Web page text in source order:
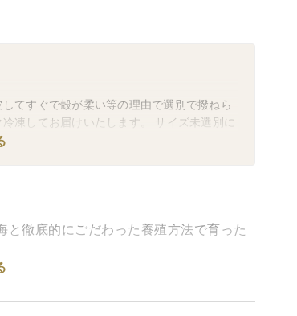
てすぐで殻が柔い等の理由で選別で撥ねら
凍してお届けいたします。 サイズ未選別に
上がりください。
と徹底的にごだわった養殖方法で育った
皮してすぐで殻が柔い等の理由で選別